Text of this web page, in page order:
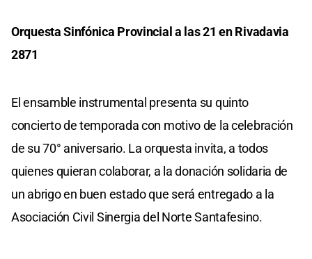
Orquesta Sinfónica Provincial a las 21 en Rivadavia
2871
El ensamble instrumental presenta su quinto
concierto de temporada con motivo de la celebración
de su 70° aniversario. La orquesta invita, a todos
quienes quieran colaborar, a la donación solidaria de
un abrigo en buen estado que será entregado a la
Asociación Civil Sinergia del Norte Santafesino.